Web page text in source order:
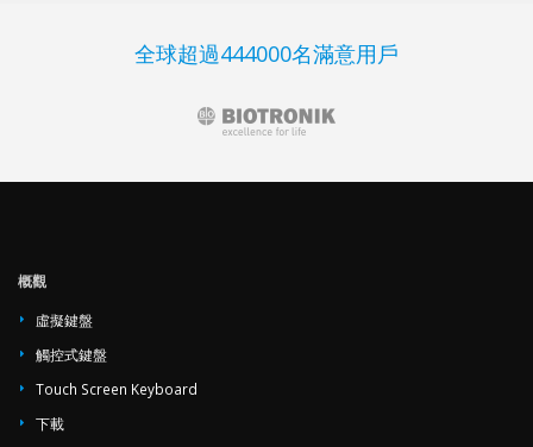
全球超過444000名滿意用戶
概觀
虛擬鍵盤
觸控式鍵盤
Touch Screen Keyboard
下載